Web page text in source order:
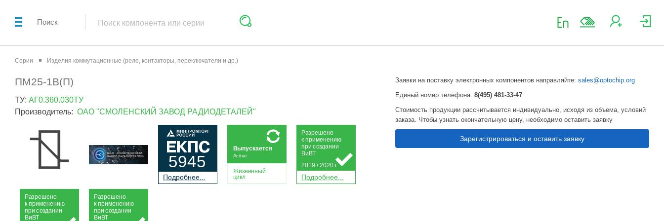
Поиск
Серии Изделия коммутационные (реле, контакторы, переключатели и др.)
ПМ25-1В(П)
ТУ: АГ0.360.030ТУ
Производитель: ОАО "СМОЛЕНСКИЙ ЗАВОД РАДИОДЕТАЛЕЙ"
Подробнее...
5945
Жизненный
цикл
Active
Выпускается
Подробнее...
Разрешено
к применению
присоздании
Ви ВТ
2019 / 2020 г.
Разрешено
к применению
присоздании
Ви ВТ
Разрешено
к применению
присоздании
Ви ВТ
Заявки на поставку электронных компонентов направляйте:sales@optochip.org
Единый номер телефона:8(495) 481-33-47
Стоимость продукции рассчитывается индивидуально, исходя из объема, условий
заказа. Чтобы узнать окончательную цену, необходимо оставить заявку
Зарегистрироваться и оставить заявку